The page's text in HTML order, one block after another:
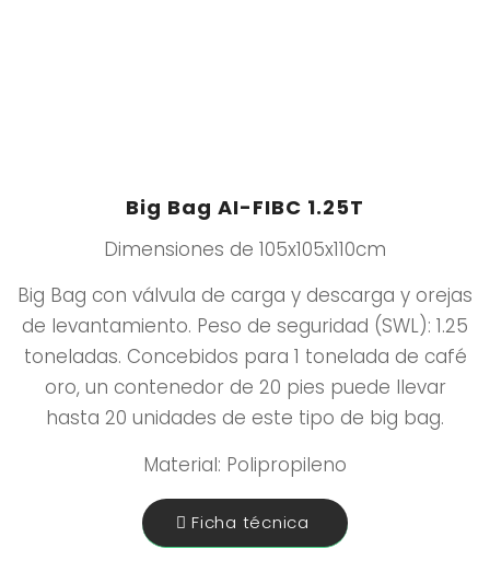
Big Bag AI-FIBC 1.25T
Dimensiones de 105x105x110cm
Big Bag con válvula de carga y descarga y orejas
de levantamiento. Peso de seguridad (SWL): 1.25
toneladas. Concebidos para 1 tonelada de café
oro, un contenedor de 20 pies puede llevar
hasta 20 unidades de este tipo de big bag.
Material: Polipropileno
Ficha técnica